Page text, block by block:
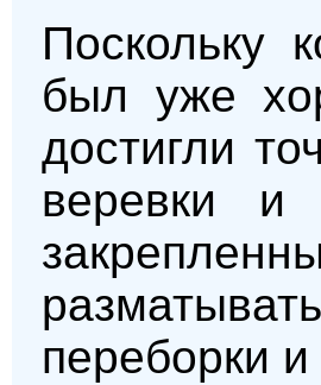
Поскольку
был уже
достигли
веревки и
переборки